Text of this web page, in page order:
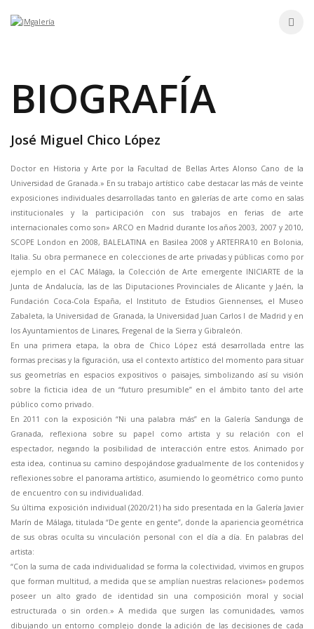
BIOGRAFÍA
José Miguel Chico López
Doctor en Historia y Arte por la Facultad de Bellas Artes Alonso Cano de la
Universidad de Granada.» En su trabajo artístico cabe destacar las más de veinte
exposiciones individuales desarrolladas tanto en galerías de arte como en salas
institucionales y la participación con sus trabajos en ferias de arte
internacionales como son» ARCO en Madrid durante los años 2003, 2007 y 2010,
SCOPE London en 2008, BALELATINA en Basilea 2008 y ARTEFIRA10 en Bolonia,
Italia. Su obra permanece en colecciones de arte privadas y públicas como por
ejemplo en el CAC Málaga, la Colección de Arte emergente INICIARTE de la
Junta de Andalucía, las de las Diputaciones Provinciales de Alicante y Jaén, la
Fundación Coca-Cola España, el Instituto de Estudios Giennenses, el Museo
Zabaleta, la Universidad de Granada, la Universidad Juan Carlos I de Madrid y en
los Ayuntamientos de Linares, Fregenal de la Sierra y Gibraleón.
En una primera etapa, la obra de Chico López está desarrollada entre las
formas precisas y la figuración, usa el contexto artístico del momento para situar
sus geometrías en espacios expositivos o paisajes, simbolizando así su visión
sobre la ficticia idea de un “futuro presumible” en el ámbito tanto del arte
público como privado.
En 2011 con la exposición “Ni una palabra más” en la Galería Sandunga de
Granada, reflexiona sobre su papel como artista y su relación con el
espectador, negando la posibilidad de interacción entre estos. Animado por
esta idea, continua su camino despojándose gradualmente de los contenidos y
reflexiones sobre el panorama artístico, asumiendo lo geométrico como punto
de encuentro con su individualidad.
Su última exposición individual (2020/21) ha sido presentada en la Galería Javier
Marín de Málaga, titulada “De gente en gente”, donde la apariencia geométrica
de sus obras oculta su vinculación personal con el día a día. En palabras del
artista:
“Con la suma de cada individualidad se forma la colectividad, vivimos en grupos
que forman multitud, a medida que se amplían nuestras relaciones» podemos
poseer un alto grado de identidad sin una composición moral y social
estructurada o sin orden.» A medida que surgen las comunidades, vamos
dibujando un entorno complejo donde la adición de las decisiones de cada